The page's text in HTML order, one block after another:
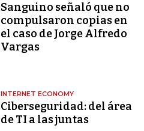
Sanguino señaló que no
compulsaron copias en
el caso de Jorge Alfredo
Vargas
INTERNET ECONOMY
Ciberseguridad: del área
de TI a las juntas